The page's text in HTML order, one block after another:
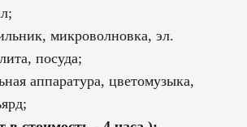
микроволновка, эл.
посуда;
аппаратура, цветомузыка,